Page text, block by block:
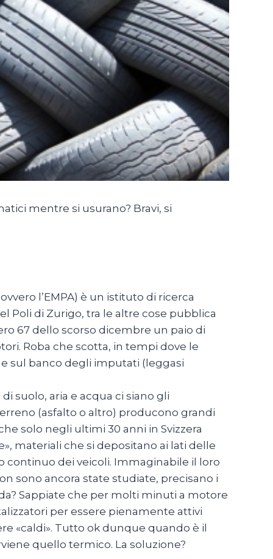
mentre si usurano? Bravi, si
l’EMPA) è un istituto di ricerca
Poli di Zurigo, tra le altre cose pubblica
67 dello scorso dicembre un paio di
Roba che scotta, in tempi dove le
sul banco degli imputati (leggasi
suolo, aria e acqua ci siano gli
(asfalto o altro) producono grandi
solo negli ultimi 30 anni in Svizzera
materiali che si depositano ai lati delle
continuo dei veicoli. Immaginabile il loro
sono ancora state studiate, precisano i
Sappiate che per molti minuti a motore
per essere pienamente attivi
«caldi». Tutto ok dunque quando è il
quello termico. La soluzione?